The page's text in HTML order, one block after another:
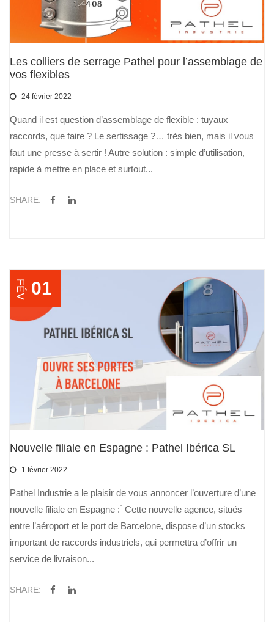
Les colliers de serrage Pathel pour l’assemblage de
vos flexibles
24 février 2022
Quand il est question d’assemblage de flexible : tuyaux –
raccords, que faire ? Le sertissage ?… très bien, mais il vous
faut une presse à sertir ! Autre solution : simple d’utilisation,
rapide à mettre en place et surtout...
SHARE:
01
FÉV
Nouvelle filiale en Espagne : Pathel Ibérica SL
1 février 2022
Pathel Industrie a le plaisir de vous annoncer l’ouverture d’une
nouvelle filiale en Espagne : ́ Cette nouvelle agence, situés
entre l’aéroport et le port de Barcelone, dispose d’un stocks
important de raccords industriels, qui permettra d’offrir un
service de livraison...
SHARE: